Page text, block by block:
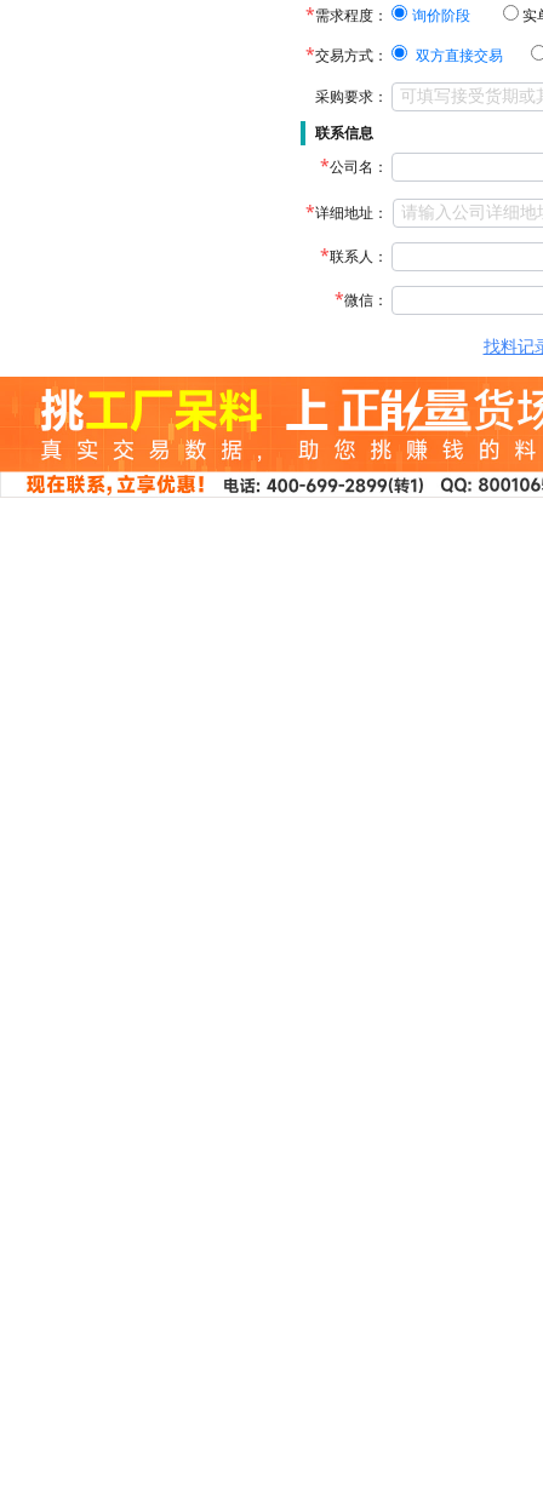
需求程度：
询价阶段
实
交易方式：
双方直接交易
采购要求：
联系信息
公司名：
详细地址：
联系人：
微信：
找料记